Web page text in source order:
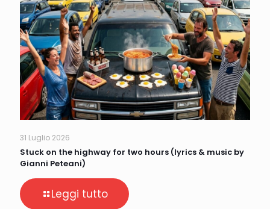
31 Luglio 2026
Stuck on the highway for two hours (lyrics & music by
Gianni Peteani)
Leggi tutto